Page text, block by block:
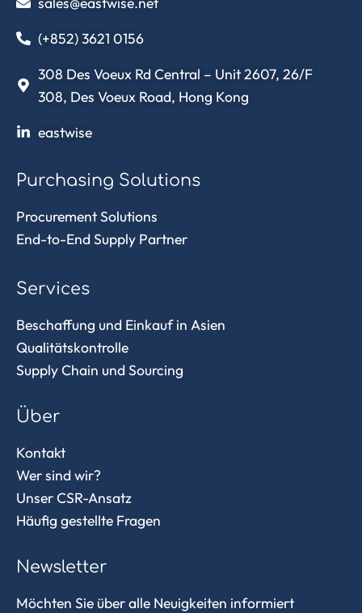
(+852) 3621 0156
308 Des Voeux Rd Central – Unit 2607, 26/F
308, Des Voeux Road, Hong Kong
eastwise
Purchasing Solutions
Procurement Solutions
End-to-End Supply Partner
Services
Beschaffung und Einkauf in Asien
Qualitätskontrolle
Supply Chain und Sourcing
Über
Kontakt
Wer sind wir?
Unser CSR-Ansatz
Häufig gestellte Fragen
Newsletter
Möchten Sie über alle Neuigkeiten informiert